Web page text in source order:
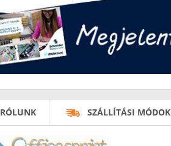
RÓLUNK SZÁLLÍTÁSI MÓDOK